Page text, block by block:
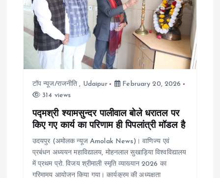
g
a
टॉप न्यूज/राजनीति , Udaipur
February 20, 2026
314 views
पद्मश्री श्यामसुन्दर पालीवाल बोले धरातल पर
किए गए कार्य का परिणाम ही पिपलांत्री मॉडल है
उदयपुर (अमोलक न्यूज Amolak News)। वाणिज्य एवं
प्रबंधन अध्ययन महाविद्यालय, मोहनलाल सुखाड़िया विश्वविद्यालय
में प्रथम प्रो. विजय श्रीमाली स्मृति व्याख्यान 2026 का
गरिमामय आयोजन किया गया। कार्यक्रम की अध्यक्षता